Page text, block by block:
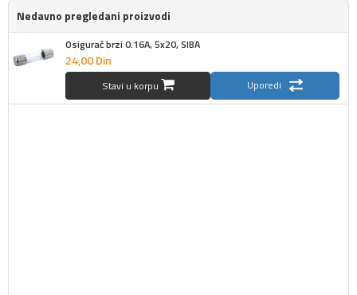
Nedavno pregledani proizvodi
Osigurač brzi 0.16A, 5x20, SIBA
24,00Din
Stavi u korpu Uporedi